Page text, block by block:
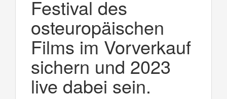
Festival des
osteuropäischen
Films im Vorverkauf
sichern und 2023
live dabei sein.